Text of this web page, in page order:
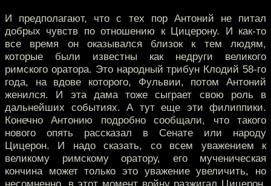
И предполагают, что с тех пор Антоний не питал
добрых чувств по отношению к Цицерону. И как-то
все время он оказывался близок к тем людям,
которые были известны как недруги великого
римского оратора. Это народный трибун Клодий 58-го
года, на вдове которого, Фульвии, потом Антоний
женился. И эта дама тоже сыграет свою роль в
дальнейших событиях. А тут еще эти филиппики.
Конечно Антонию подробно сообщали, что такого
нового опять рассказал в Сенате или народу
Цицерон. И надо сказать, со всем уважением к
великому римскому оратору, его мученическая
кончина может только это уважение увеличить, но